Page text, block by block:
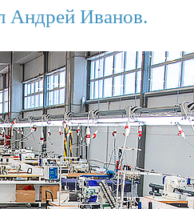
Андрей Иванов.